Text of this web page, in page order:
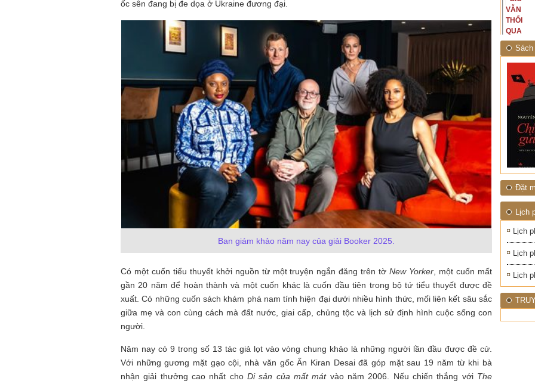
ốc sên đang bị đe dọa ở Ukraine đương đại.
Ban giám khảo năm nay của giải Booker 2025.
Có một cuốn tiểu thuyết khởi nguồn từ một truyện ngắn đăng trên tờNew Yorker , một cuốn mất
gần 20 năm để hoàn thành và một cuốn khác là cuốn đầu tiên trong bộ tứ tiểu thuyết được đề
xuất. Có những cuốn sách khám phá nam tính hiện đại dưới nhiều hình thức, mối liên kết sâu sắc
giữa mẹ và con cùng cách mà đất nước, giai cấp, chủng tộc và lịch sử định hình cuộc sống con
người.
Năm nay có 9 trong số 13 tác giả lọt vào vòng chung khảo là những người lần đầu được đề cử.
Với những gương mặt gạo cội, nhà văn gốc Ấn Kiran Desai đã góp mặt sau 19 năm từ khi bà
nhận giải thưởng cao nhất cho Di sản của mất mátvào năm 2006. Nếu chiến thắng với The
THÁNG
TÁM
1945
VẪN
THỔI
QUA
RỪNG
NHIỆT
ĐỚI"
Đặt
Lịch
Lịch
Lịch
Lịch